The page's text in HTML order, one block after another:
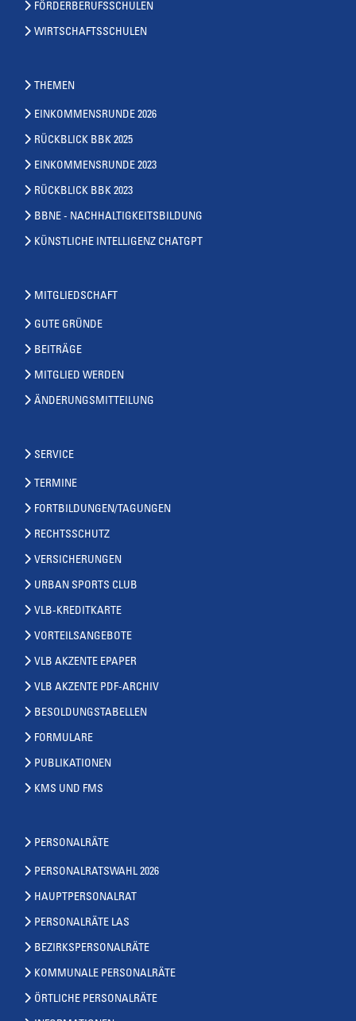
FÖRDERBERUFSSCHULEN
WIRTSCHAFTSSCHULEN
THEMEN
EINKOMMENSRUNDE 2026
RÜCKBLICK BBK 2025
EINKOMMENSRUNDE 2023
RÜCKBLICK BBK 2023
BBNE - NACHHALTIGKEITSBILDUNG
KÜNSTLICHE INTELLIGENZ CHATGPT
MITGLIEDSCHAFT
GUTE GRÜNDE
BEITRÄGE
MITGLIED WERDEN
ÄNDERUNGSMITTEILUNG
SERVICE
TERMINE
FORTBILDUNGEN/TAGUNGEN
RECHTSSCHUTZ
VERSICHERUNGEN
URBAN SPORTS CLUB
VLB-KREDITKARTE
VORTEILSANGEBOTE
VLB AKZENTE EPAPER
VLB AKZENTE PDF-ARCHIV
BESOLDUNGSTABELLEN
FORMULARE
PUBLIKATIONEN
KMS UND FMS
PERSONALRÄTE
PERSONALRATSWAHL 2026
HAUPTPERSONALRAT
PERSONALRÄTE LAS
BEZIRKSPERSONALRÄTE
KOMMUNALE PERSONALRÄTE
ÖRTLICHE PERSONALRÄTE